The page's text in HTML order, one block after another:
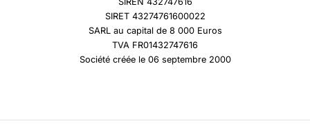
SIRET 43274761600022
SARL au capital de 8 000 Euros
TVA FR01432747616
Société créée le 06 septembre 2000